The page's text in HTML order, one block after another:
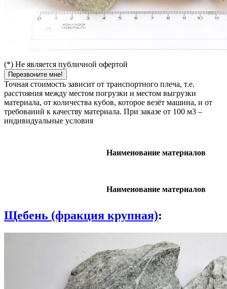
(*) Не является публичной офертой
Перезвоните мне!
Точная стоимость зависит от транспортного плеча, т.е.
расстояния между местом погрузки и местом выгрузки
материала, от количества кубов, которое везёт машина, и от
требований к качеству материала. При заказе от 100 м3 –
индивидуальные условия
Наименование материалов
Наименование материалов
Щебень (фракция крупная):